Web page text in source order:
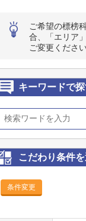
ご希望の標榜
合、「エリア
ご変更ください
キーワードで
こだわり条件
条件変更